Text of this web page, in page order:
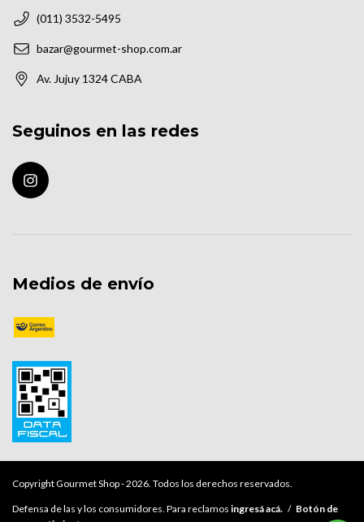
(011) 3532-5495
bazar@gourmet-shop.com.ar
Av. Jujuy 1324 CABA
Seguinos en las redes
Medios de envío
Copyright Gourmet Shop - 2026. Todos los derechos reservados.
Defensa de las y los consumidores. Para reclamos ingresá acá. / Botón de